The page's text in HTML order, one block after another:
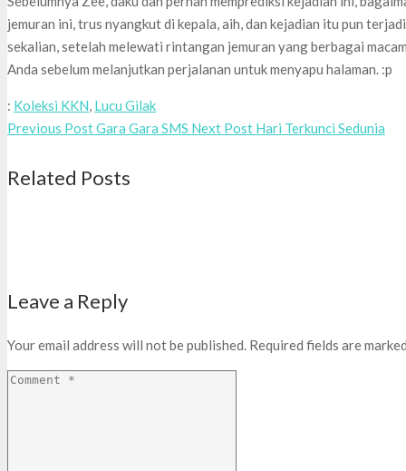
jemuran ini, trus nyangkut di kepala, aih, dan kejadian itu pun
sekalian, setelah melewati rintangan jemuran yang berbagai
Anda sebelum melanjutkan perjalanan untuk menyapu halaman. :p
: Koleksi KKN, Lucu Gilak
Previous PostGara Gara SMS Next Post Hari Terkunci Sedunia
Related Posts
Leave a Reply
Your email address will not be published. Required fields are